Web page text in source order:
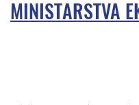
MINISTARSTVA